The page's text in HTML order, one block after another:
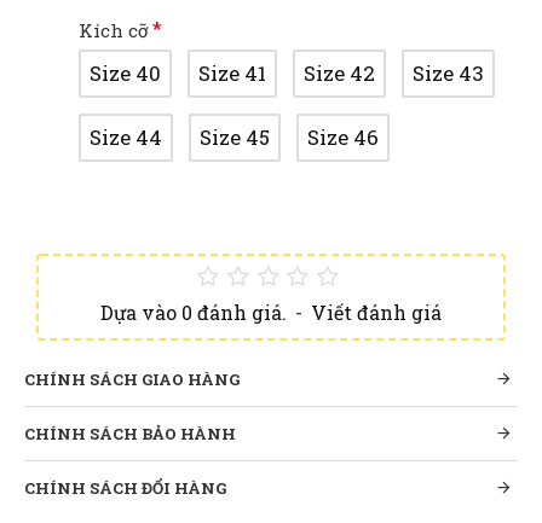
Dựa vào 0 đánh giá. - Viết đánh giá
Kích cỡ
Size 40 Size 41 Size 42 Size 43
Size 44 Size 45 Size 46
CHÍNH SÁCH GIAO HÀNG
CHÍNH SÁCH BẢO HÀNH
CHÍNH SÁCH ĐỔI HÀNG